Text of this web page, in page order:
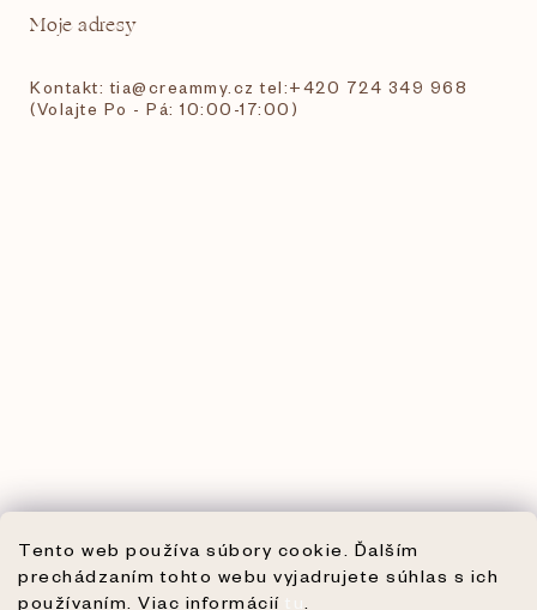
Tento web používa súbory cookie. Ďalším
prechádzaním tohto webu vyjadrujete súhlas s ich
používaním. Viac informácií
Moje adresy
Kontakt: tia@creammy.cz tel:+420 724 349 968
(Volajte Po - Pá: 10:00-17:00)